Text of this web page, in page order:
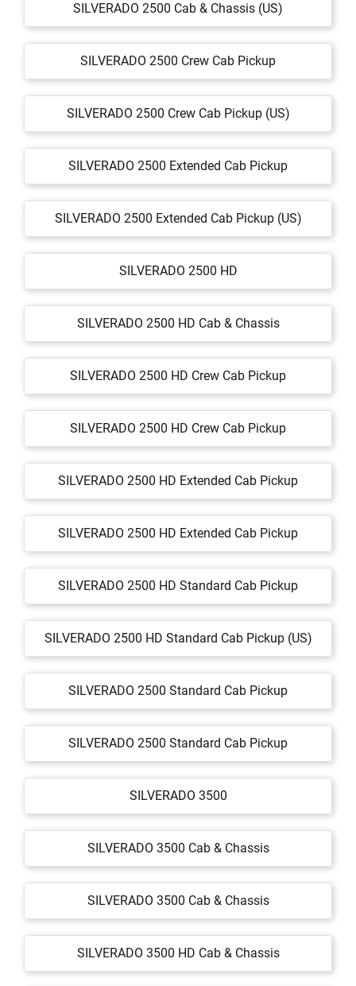
SILVERADO 2500 Cab & Chassis (US)
SILVERADO 2500 Crew Cab Pickup
SILVERADO 2500 Crew Cab Pickup (US)
SILVERADO 2500 Extended Cab Pickup
SILVERADO 2500 Extended Cab Pickup (US)
SILVERADO 2500 HD
SILVERADO 2500 HD Cab & Chassis
SILVERADO 2500 HD Crew Cab Pickup
SILVERADO 2500 HD Crew Cab Pickup
SILVERADO 2500 HD Extended Cab Pickup
SILVERADO 2500 HD Extended Cab Pickup
SILVERADO 2500 HD Standard Cab Pickup
SILVERADO 2500 HD Standard Cab Pickup (US)
SILVERADO 2500 Standard Cab Pickup
SILVERADO 2500 Standard Cab Pickup
SILVERADO 3500
SILVERADO 3500 Cab & Chassis
SILVERADO 3500 Cab & Chassis
SILVERADO 3500 HD Cab & Chassis